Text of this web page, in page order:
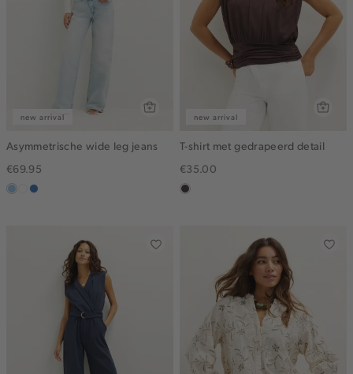
new arrival
Asymmetrische wide leg jeans
€69.95
blauw,
witblauw,
new arrival
T-shirt met gedrapeerd detail
€35.00
choco